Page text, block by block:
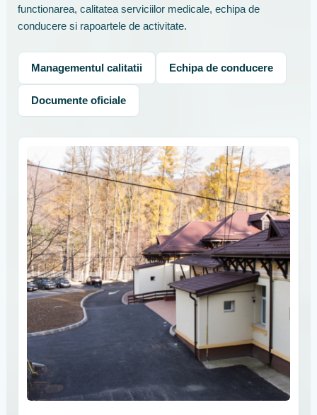
functionarea, calitatea serviciilor medicale, echipa de
conducere si rapoartele de activitate.
Managementul calitatii Echipa de conducere
Documente oficiale